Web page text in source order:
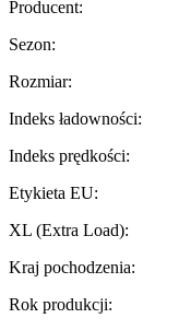
Producent:
Sezon:
Rozmiar:
Indeks ładowności:
Indeks prędkości:
Etykieta EU:
XL (Extra Load):
Kraj pochodzenia:
Rok produkcji: